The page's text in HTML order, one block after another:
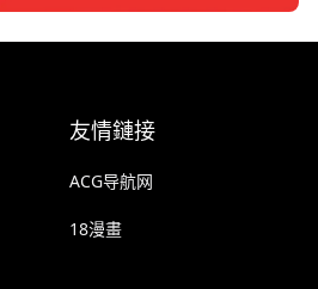
友情鏈接
ACG导航网
18漫畫